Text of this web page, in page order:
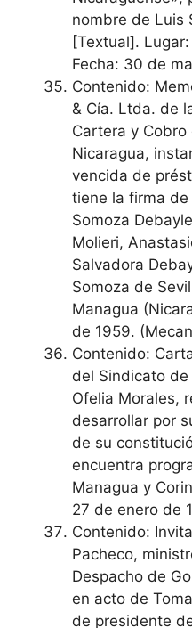
nombre de Luis
[Textual].
Fecha: 30 de
Contenido:
& Cía. Ltda. de
Cartera y
Nicaragua,
vencida de
tiene la firma
Somoza
Molieri,
Salvadora
Somoza de
Managua
de 1959.
Contenido:
del Sindicato
Ofelia Morales,
desarrollar por
de su
encuentra
Managua y
27 de enero de
Contenido:
Pacheco,
Despacho de
en acto de
de presidente